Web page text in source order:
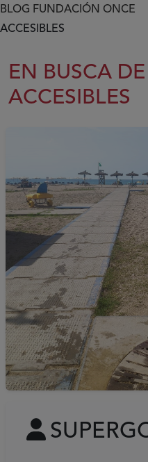
Ruta de
BLOG FUNDACIÓN ONCE
ACCESIBLES
EN BUSCA
ACCESIBLES